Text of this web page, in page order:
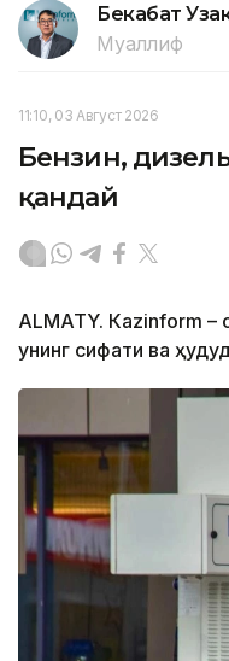
Бекабат
Муаллиф
11:10, 03 Август 2026
Бензин,
қандай
ALMATY. Кazinform –
унинг сифати ва